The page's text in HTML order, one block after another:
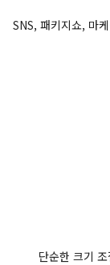
SNS, 패키지쇼, 마
단순한 크기